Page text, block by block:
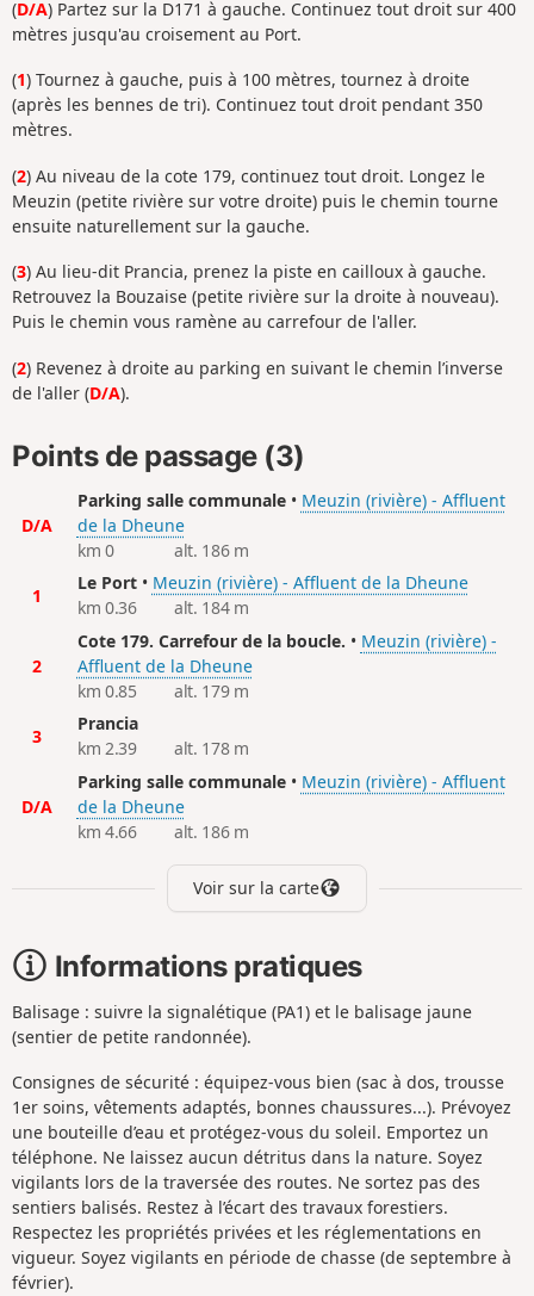
(D/A) Partez sur la D171 à gauche. Continuez tout droit sur 400
mètres jusqu'au croisement au Port.
(1) Tournez à gauche, puis à 100 mètres, tournez à droite
(après les bennes de tri). Continuez tout droit pendant 350
mètres.
(2) Au niveau de la cote 179, continuez tout droit. Longez le
Meuzin (petite rivière sur votre droite) puis le chemin tourne
ensuite naturellement sur la gauche.
(3) Au lieu-dit Prancia, prenez la piste en cailloux à gauche.
Retrouvez la Bouzaise (petite rivière sur la droite à nouveau).
Puis le chemin vous ramène au carrefour de l'aller.
(2) Revenez à droite au parking en suivant le chemin l’inverse
de l'aller (D/A).
Points de passage (3)
D/A
Parking salle communale• Meuzin (rivière) - Affluent
de la Dheune
km 0
alt. 186 m
1
Le Port• Meuzin (rivière) - Affluent de la Dheune
km 0.36
alt. 184 m
2
Cote 179. Carrefour de la boucle. • Meuzin (rivière) -
Affluent de la Dheune
km 0.85
alt. 179 m
3
Prancia
km 2.39
alt. 178 m
D/A
Parking salle communale• Meuzin (rivière) - Affluent
de la Dheune
km 4.66
alt. 186 m
Voir sur la carte
Informations pratiques
Balisage : suivre la signalétique (PA1) et le balisage jaune
(sentier de petite randonnée).
Consignes de sécurité : équipez-vous bien (sac à dos, trousse
1er soins, vêtements adaptés, bonnes chaussures...). Prévoyez
une bouteille d’eau et protégez-vous du soleil. Emportez un
téléphone. Ne laissez aucun détritus dans la nature. Soyez
vigilants lors de la traversée des routes. Ne sortez pas des
sentiers balisés. Restez à l’écart des travaux forestiers.
Respectez les propriétés privées et les réglementations en
vigueur. Soyez vigilants en période de chasse (de septembre à
février).